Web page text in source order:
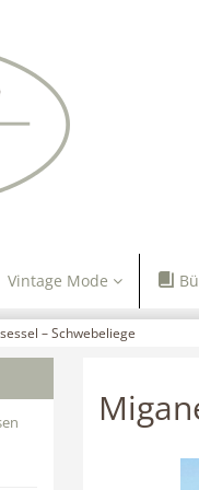
Vintage Mode
– Schwebeliege